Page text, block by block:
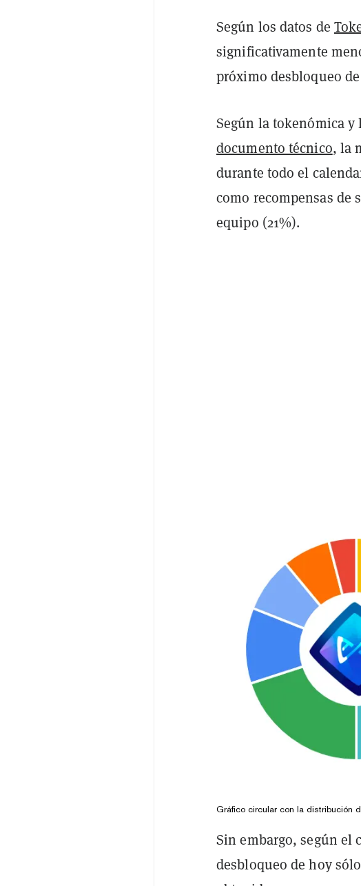
Según los datos de
significativamente
próximo desbloqueo
Según la tokenómica
documento técnico, la
durante todo el
como recompensas de
equipo (21%).
Gráfico circular con la distribución
Sin embargo, según el
desbloqueo de hoy